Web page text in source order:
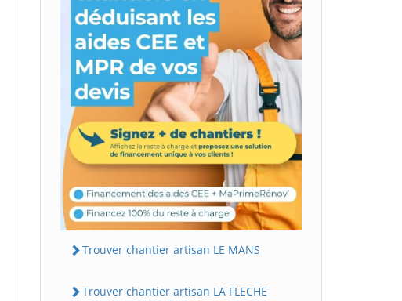
Trouver chantier artisan LE MANS
Trouver chantier artisan LA FLECHE